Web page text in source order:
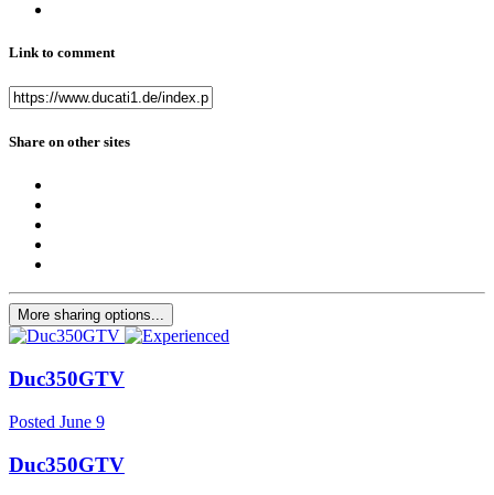
Link to comment
Share on other sites
More sharing options...
Duc350GTV
Posted June 9
Duc350GTV